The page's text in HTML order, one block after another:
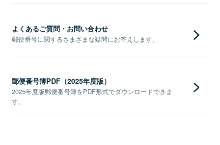
よくあるご質問・お問い合わせ
郵便番号に関するさまざまな疑問にお答えします。
郵便番号簿PDF（2025年度版）
2025年度版郵便番号簿をPDF形式でダウンロードできま
す。